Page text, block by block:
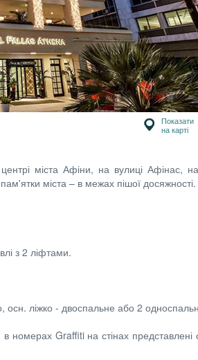
Показати
на карті
міста Афіни, на вулиці Афінас,
міста – в межах пішої досяжності.
з 2 ліфтами.
ліжко - двоспальне або 2
Graffiti на стінах